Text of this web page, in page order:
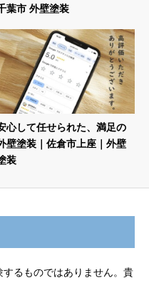
葉市 外壁塗装
心して任せられた、満足の
壁塗装｜佐倉市上座｜外壁
装
るものではありません。貴